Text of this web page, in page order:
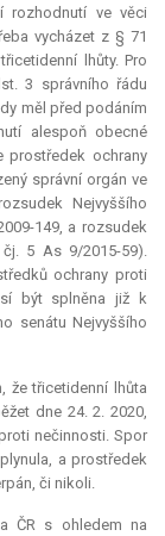
rozhodnutí ve věci
vycházet z § 71
lhůty. Pro
3 správního řádu
měl před podáním
alespoň obecné
prostředek ochrany
správní orgán ve
Nejvyššího
149, a rozsudek
5 As 9/2015-59).
ochrany proti
být splněna již k
senátu Nejvyššího
že třicetidenní lhůta
dne 24. 2. 2020,
nečinnosti. Spor
a prostředek
či nikoli.
ČR s ohledem na